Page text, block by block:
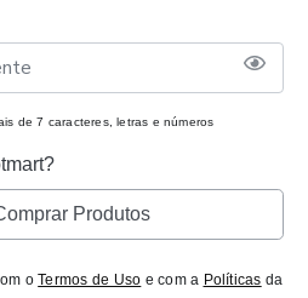
de 7 caracteres, letras e números
Produtos
oTermos de Uso e com a Políticas da